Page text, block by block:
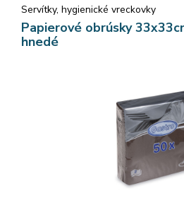
Servítky, hygienické vreckovky
Papierové obrúsky
hnedé